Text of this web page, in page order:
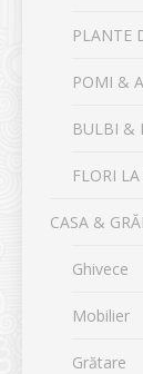
PLANTE
POMI &
BULBI &
FLORI LA
CASA &
Ghivece
Mobilier
Grătare